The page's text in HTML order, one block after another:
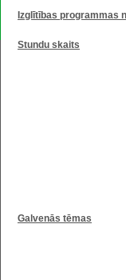
Izglītības programmas
Stundu skaits
Galvenās tēmas